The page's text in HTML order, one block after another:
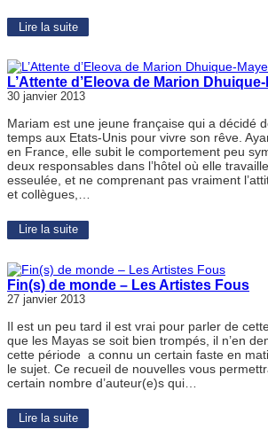
Lire la suite
L’Attente d’Eleova de Marion
30 janvier 2013
Mariam est une jeune française qui a décidé
temps aux Etats-Unis pour vivre son rêve.
en France, elle subit le comportement peu
deux responsables dans l’hôtel où elle
esseulée, et ne comprenant pas vraiment
et collègues,…
Lire la suite
Fin(s) de monde – Les Artistes Fous
27 janvier 2013
Il est un peu tard il est vrai pour parler de
que les Mayas se soit bien trompés, il n’en
cette période a connu un certain faste en
le sujet. Ce recueil de nouvelles vous
certain nombre d’auteur(e)s qui…
Lire la suite